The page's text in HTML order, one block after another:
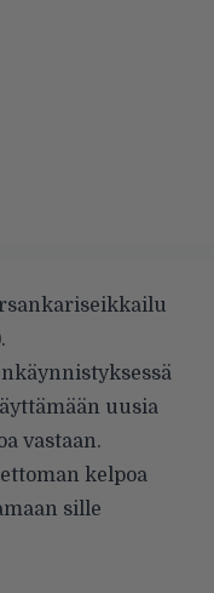
uusia
vastaan.
kelpoa
sille